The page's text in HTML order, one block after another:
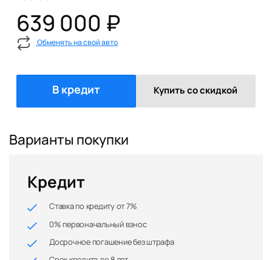
639 000 ₽
Обменять на свой авто
В кредит Купить со скидкой
Варианты покупки
Кредит
Ставка по кредиту от 7%
0% первоначальный взнос
Досрочное погашение без штрафа